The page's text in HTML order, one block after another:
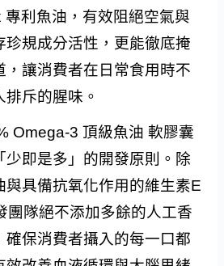
利魚油，有效阻絕空氣與
珍規成分活性，更能徹底掩
，讓消費者在日常食用時不
斥的腥味。
Omega-3 頂級魚油 軟膠囊
少即是多」的開發原則。除
與具備抗氧化作用的維生素E
團隊絕不添加多餘的人工香
確保消費者攝入的每一口都